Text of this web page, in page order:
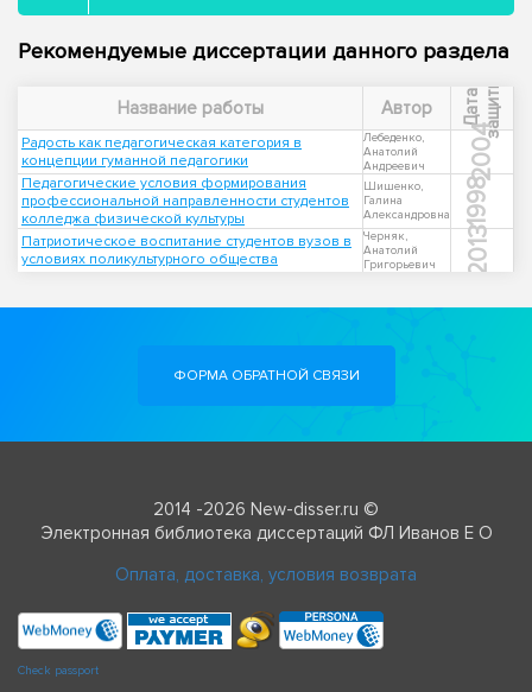
Рекомендуемые диссертации данного раздела
Название работы Автор Д
а
т
а
з
а
щ
и
ты
Радость как педагогическая категория в
концепции гуманной педагогики
Лебеденко,
Анатолий
Андреевич
2004
Педагогические условия формирования
профессиональной направленности студентов
колледжа физической культуры
Шишенко,
Галина
Александровна
1998
Патриотическое воспитание студентов вузов в
условиях поликультурного общества
Черняк,
Анатолий
Григорьевич
2013
ФОРМА ОБРАТНОЙ СВЯЗИ
2014 -2026 New-disser.ru ©
Электронная библиотека диссертаций ФЛ Иванов Е О
Оплата, доставка, условия возврата
Check passport